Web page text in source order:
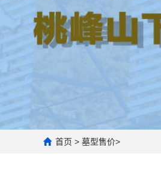
首页 > 墓型售价>